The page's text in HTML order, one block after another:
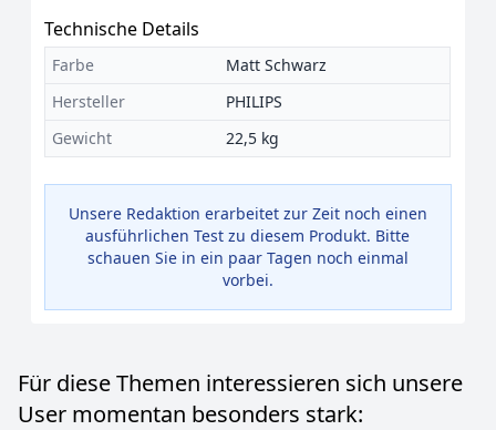
Technische Details
Farbe
Matt Schwarz
Hersteller
PHILIPS
Gewicht
22,5 kg
Unsere Redaktion erarbeitet zur Zeit noch einen
ausführlichen Test zu diesem Produkt. Bitte
schauen Sie in ein paar Tagen noch einmal
vorbei.
Für diese Themen interessieren sich unsere
User momentan besonders stark: